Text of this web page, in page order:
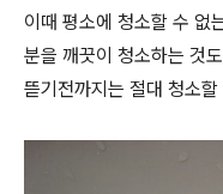
이때 평소에 청소할 수 없
분을 깨끗이 청소하는 것
뜯기전까지는 절대 청소